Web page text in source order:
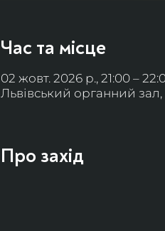
Час та місце
02 жовт. 2026 р., 21:00 –
Львівський органний зал,
Про захід